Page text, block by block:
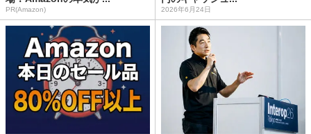
PR(Amazon) 2026年6月24日